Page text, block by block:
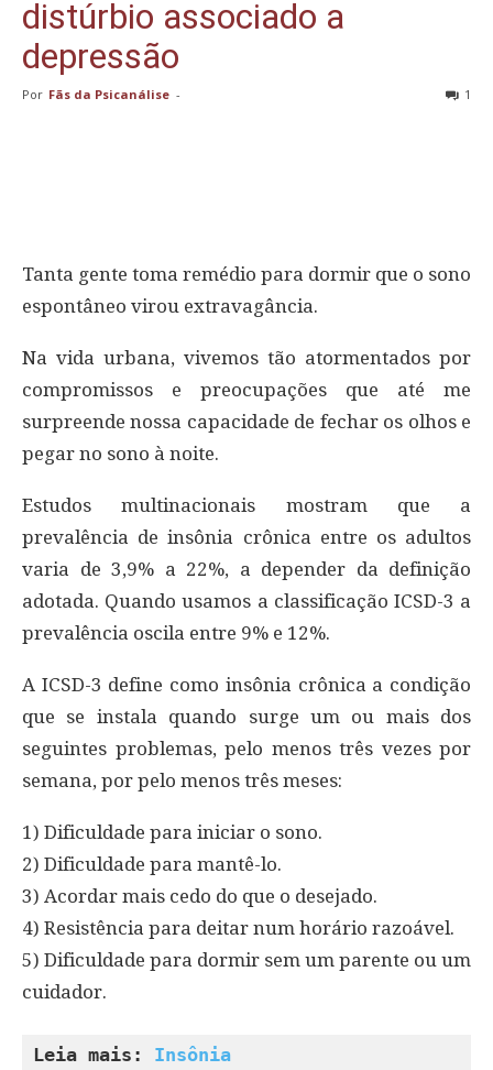
distúrbio associado a
depressão
Por Fãs da Psicanálise - 1
Tanta gente toma remédio para dormir que o sono
espontâneo virou extravagância.
Na vida urbana, vivemos tão atormentados por
compromissos e preocupações que até me
surpreende nossa capacidade de fechar os olhos e
pegar no sono à noite.
Estudos multinacionais mostram que a
prevalência de insônia crônica entre os adultos
varia de 3,9% a 22%, a depender da definição
adotada. Quando usamos a classificação ICSD-3 a
prevalência oscila entre 9% e 12%.
A ICSD-3 define como insônia crônica a condição
que se instala quando surge um ou mais dos
seguintes problemas, pelo menos três vezes por
semana, por pelo menos três meses:
1) Dificuldade para iniciar o sono.
2) Dificuldade para mantê-lo.
3) Acordar mais cedo do que o desejado.
4) Resistência para deitar num horário razoável.
5) Dificuldade para dormir sem um parente ou um
cuidador.
Leia mais: Insônia